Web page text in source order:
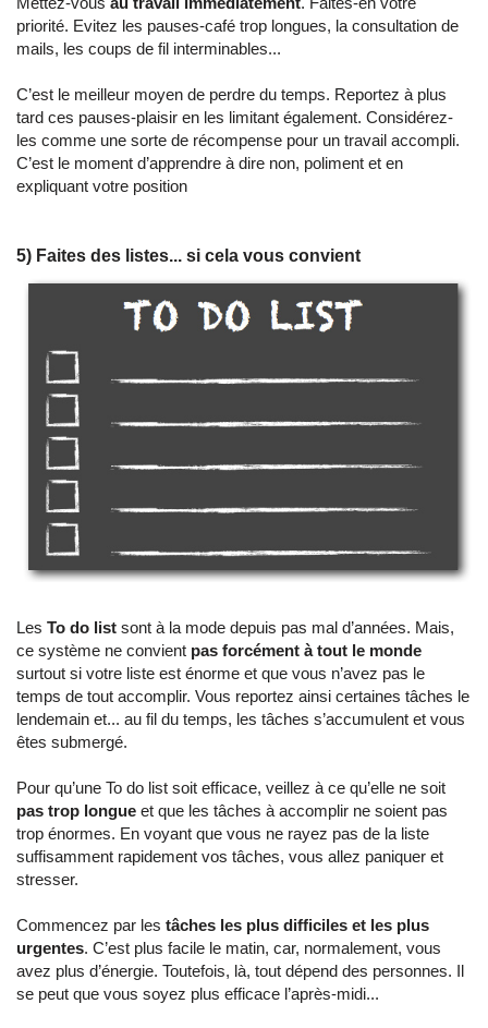
priorité. Evitez les pauses-café trop longues, la consultation de
mails, les coups de fil interminables...
C’est le meilleur moyen de perdre du temps. Reportez à plus
tard ces pauses-plaisir en les limitant également. Considérez-
les comme une sorte de récompense pour un travail accompli.
C’est le moment d’apprendre à dire non, poliment et en
expliquant votre position
5) Faites des listes... si cela vous convient
Les To do list sont à la mode depuis pas mal d’années. Mais,
ce système ne convient pas forcément à tout le monde
surtout si votre liste est énorme et que vous n’avez pas le
temps de tout accomplir. Vous reportez ainsi certaines tâches le
lendemain et... au fil du temps, les tâches s’accumulent et vous
êtes submergé.
Pour qu’une To do list soit efficace, veillez à ce qu’elle ne soit
pas trop longue et que les tâches à accomplir ne soient pas
trop énormes. En voyant que vous ne rayez pas de la liste
suffisamment rapidement vos tâches, vous allez paniquer et
stresser.
Commencez par les tâches les plus difficiles et les plus
urgentes. C’est plus facile le matin, car, normalement, vous
avez plus d’énergie. Toutefois, là, tout dépend des personnes. Il
se peut que vous soyez plus efficace l’après-midi...